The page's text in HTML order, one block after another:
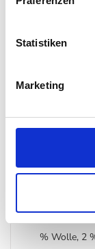
Statistiken
Marketing
mit
% Wolle, 2